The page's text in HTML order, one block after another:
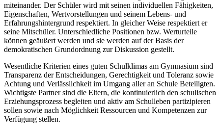
miteinander. Der Schüler wird mit seinen individuellen Fähigkeiten,
Eigenschaften, Wertvorstellungen und seinem Lebens- und
Erfahrungshintergrund respektiert. In gleicher Weise respektiert er
seine Mitschüler. Unterschiedliche Positionen bzw. Werturteile
können geäußert werden und sie werden auf der Basis der
demokratischen Grundordnung zur Diskussion gestellt.
Wesentliche Kriterien eines guten Schulklimas am Gymnasium sind
Transparenz der Entscheidungen, Gerechtigkeit und Toleranz sowie
Achtung und Verlässlichkeit im Umgang aller an Schule Beteiligten.
Wichtigste Partner sind die Eltern, die kontinuierlich den schulischen
Erziehungsprozess begleiten und aktiv am Schulleben partizipieren
sollen sowie nach Möglichkeit Ressourcen und Kompetenzen zur
Verfügung stellen.